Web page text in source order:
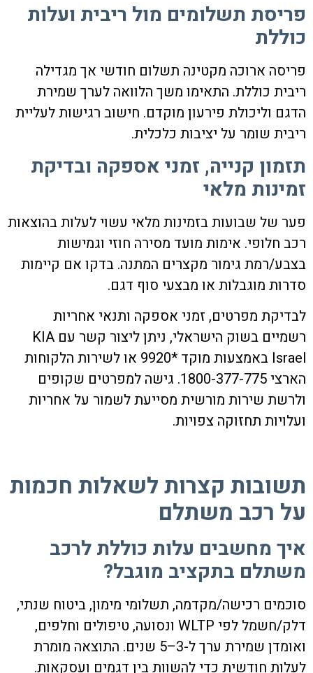
פריסת תשלומים מול ריבית ועלות
כוללת
פריסה ארוכה מקטינה תשלום חודשי אך מגדילה
ריבית כוללת. התאימו משך הלוואה לערך שמירת
הדגם וליכולת פירעון מוקדם. חישוב רגישות לעליית
ריבית שומר על יציבות כלכלית.
תזמון קנייה, זמני אספקה ובדיקת
זמינות מלאי
פער של שבועות בזמינות מלאי עשוי לעלות בהוצאות
רכב חלופי. אימות מועד מסירה חוזי וגמישות
בצבע/רמת גימור מקצרים המתנה. בדקו אם קיימות
סדרות מוגבלות או מבצעי סוף דגם.
לבדיקת מפרטים, זמני אספקה ותנאי אחריות
רשמיים בשוק הישראלי, ניתן ליצור קשר עם KIA
Israel באמצעות מוקד *9920 או לשירות הלקוחות
הארצי 1800-377-775. גישה למפרטים שקופים
ולרשת שירות מורשית מסייעת לשמור על אחריות
ועלויות תחזוקה צפויות.
תשובות קצרות לשאלות חכמות
על רכב משתלם
איך מחשבים עלות כוללת לרכב
משתלם בתקציב מוגבל?
סוכמים רכישה/מקדמה, תשלומי מימון, ביטוח שנתי,
דלק/חשמל לפי WLTP ונסועה, טיפולים וחלפים,
ואומדן שמירת ערך ל-3–5 שנים. התוצאה מומרת
לעלות חודשית כדי להשוות בין דגמים ועסקאות.